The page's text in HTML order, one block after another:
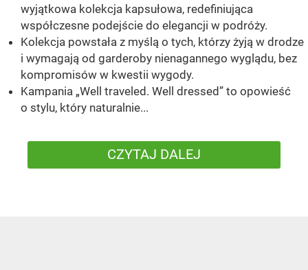
wyjątkowa kolekcja kapsułowa, redefiniująca
współczesne podejście do elegancji w podróży.
Kolekcja powstała z myślą o tych, którzy żyją w drodze
i wymagają od garderoby nienagannego wyglądu, bez
kompromisów w kwestii wygody.
Kampania „Well traveled. Well dressed” to opowieść
o stylu, który naturalnie...
CZYTAJ DALEJ